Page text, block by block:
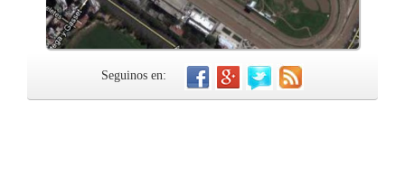
Seguinos en: